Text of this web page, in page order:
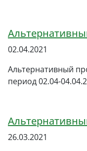
02.04.2021
Альтернативный
период 02.04-
26.03.2021